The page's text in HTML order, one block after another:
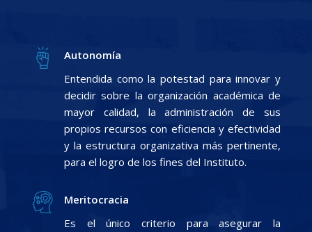
Autonomía
Entendida como la potestad para innovar y
decidir sobre la organización académica de
mayor calidad, la administración de sus
propios recursos con eficiencia y efectividad
y la estructura organizativa más pertinente,
para el logro de los fines del Instituto.
Meritocracia
Es el único criterio para asegurar la